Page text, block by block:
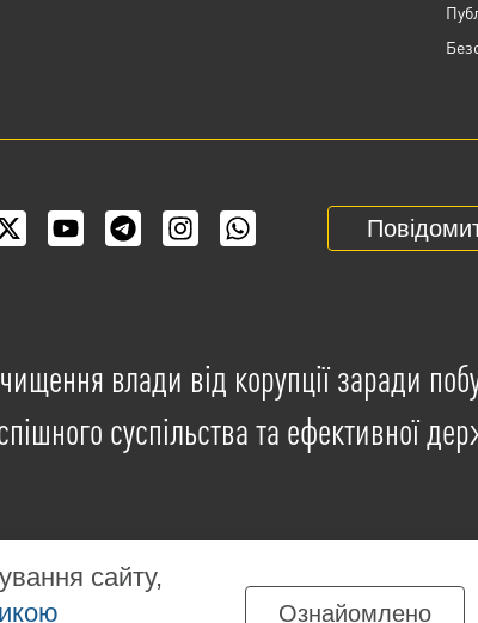
влади від корупції заради
суспільства та ефективної
сайту,
Ознайомлено